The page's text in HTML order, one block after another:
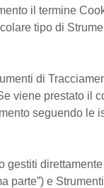
il termine
tipo di
di
viene prestato il
seguendo le
gestiti
parte”) e